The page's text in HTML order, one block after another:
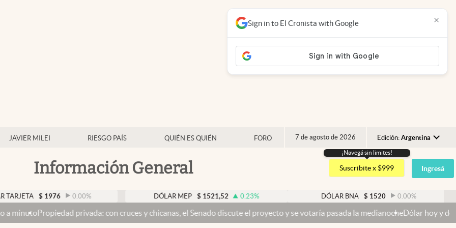
JAVIER MILEI RIESGO PAÍS QUIÉN ES QUIÉN FORO 7 de agosto de 2026 Edición: Argentina
Argentina
España
USA
Información General
¡Navegá sin limites!
Suscribite x $999 Ingresá
$ 1976 0.00% DÓLAR MEP $ 1521,52 0.23% DÓLAR BNA $ 1520 0.00%
privada: con cruces y chicanas, el Senado discute el proyecto y se votaría pasada la medianocheDólar hoy y dólar blue hoy:
Sign in to El Cronista with Google ×